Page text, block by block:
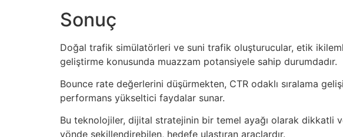
Sonuç
Doğal trafik simülatörleri ve suni trafik oluşturucular, etik
geliştirme konusunda muazzam potansiyele sahip durumdadır.
Bounce rate değerlerini düşürmekten, CTR odaklı sıralama
performans yükseltici faydalar sunar.
Bu teknolojiler, dijital stratejinin bir temel ayağı olarak dikkatli
yönde şekillendirebilen, hedefe ulaştıran araçlardır.